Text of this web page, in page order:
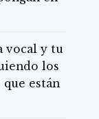
vocal y tu
los
están